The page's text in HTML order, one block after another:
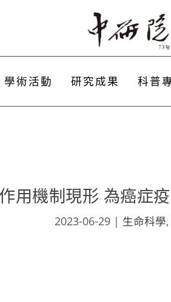
學術活動 研究成果 科普
用機制現形 為癌症
2023-06-29| 生命科學,